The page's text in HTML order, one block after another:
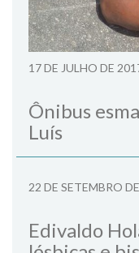
17 DE JULHO DE
Ônibus
Luís
22 DE SETEMBRO
Edivaldo